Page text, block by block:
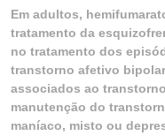
Em adultos,
tratamento da
no tratamento dos
transtorno afetivo
associados ao
manutenção do
maníaco, misto ou